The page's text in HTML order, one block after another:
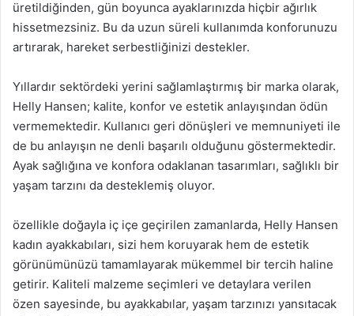
üretildiğinden, gün boyunca ayaklarınızda hiçbir ağırlık
hissetmezsiniz. Bu da uzun süreli kullanımda konforunuzu
artırarak, hareket serbestliğinizi destekler.
Yıllardır sektördeki yerini sağlamlaştırmış bir marka olarak,
Helly Hansen; kalite, konfor ve estetik anlayışından ödün
vermemektedir. Kullanıcı geri dönüşleri ve memnuniyeti ile
de bu anlayışın ne denli başarılı olduğunu göstermektedir.
Ayak sağlığına ve konfora odaklanan tasarımları, sağlıklı bir
yaşam tarzını da desteklemiş oluyor.
özellikle doğayla iç içe geçirilen zamanlarda, Helly Hansen
kadın ayakkabıları, sizi hem koruyarak hem de estetik
görünümünüzü tamamlayarak mükemmel bir tercih haline
getirir. Kaliteli malzeme seçimleri ve detaylara verilen
özen sayesinde, bu ayakkabılar, yaşam tarzınızı yansıtacak